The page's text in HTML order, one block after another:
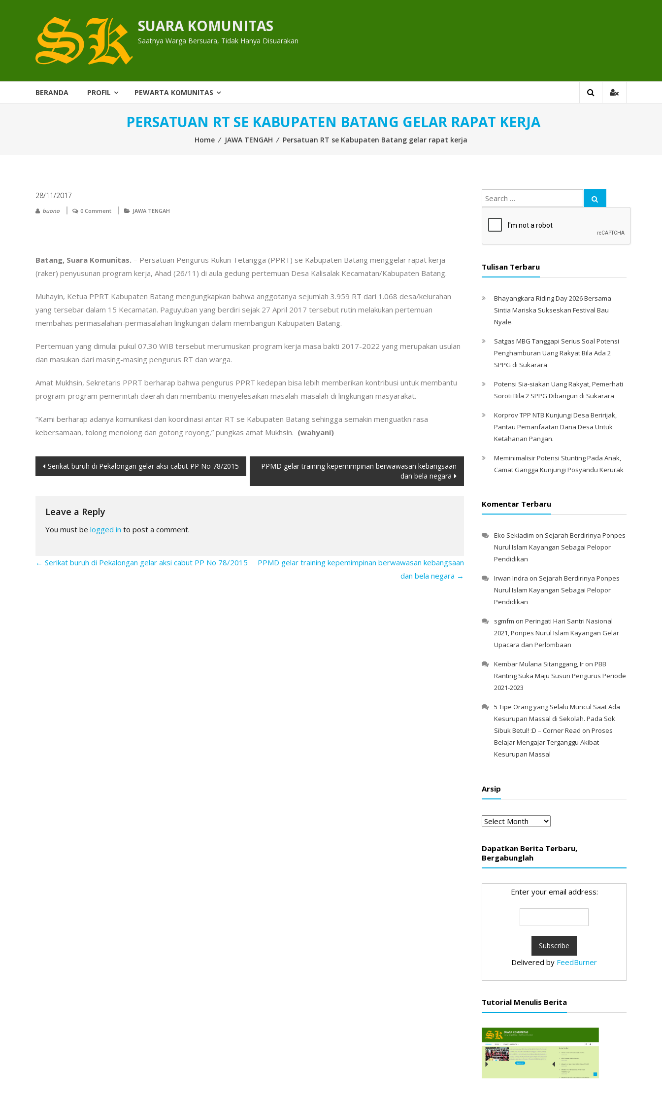
SUARA KOMUNITAS
Saatnya Warga Bersuara, Tidak Hanya Disuarakan
BERANDA PROFIL PEWARTA KOMUNITAS
PERSATUAN RT SE KABUPATEN BATANG GELAR RAPAT KERJA
Home ⁄ JAWA TENGAH ⁄ Persatuan RT se Kabupaten Batang gelar rapat kerja
28/11/2017
buono 0 Comment JAWA TENGAH
Batang, Suara Komunitas. – Persatuan Pengurus Rukun Tetangga (PPRT) se Kabupaten Batang menggelar rapat kerja
(raker) penyusunan program kerja, Ahad (26/11) di aula gedung pertemuan Desa Kalisalak Kecamatan/Kabupaten Batang.
Muhayin, Ketua PPRT Kabupaten Batang mengungkapkan bahwa anggotanya sejumlah 3.959 RT dari 1.068 desa/kelurahan
yang tersebar dalam 15 Kecamatan. Paguyuban yang berdiri sejak 27 April 2017 tersebut rutin melakukan pertemuan
membahas permasalahan-permasalahan lingkungan dalam membangun Kabupaten Batang.
Pertemuan yang dimulai pukul 07.30 WIB tersebut merumuskan program kerja masa bakti 2017-2022 yang merupakan usulan
dan masukan dari masing-masing pengurus RT dan warga.
Amat Mukhsin, Sekretaris PPRT berharap bahwa pengurus PPRT kedepan bisa lebih memberikan kontribusi untuk membantu
program-program pemerintah daerah dan membantu menyelesaikan masalah-masalah di lingkungan masyarakat.
“Kami berharap adanya komunikasi dan koordinasi antar RT se Kabupaten Batang sehingga semakin menguatkn rasa
kebersamaan, tolong menolong dan gotong royong,” pungkas amat Mukhsin. (wahyani)
Post
Serikat buruh di Pekalongan gelar aksi cabut PP No 78/2015
PPMD gelar training kepemimpinan berwawasan kebangsaan
dan bela negara
Leave a Reply
You must be logged in to post a comment.
← Serikat buruh di Pekalongan gelar aksi cabut PP No 78/2015
PPMD gelar training kepemimpinan berwawasan kebangsaan
dan bela negara →
Tulisan Terbaru
Bhayangkara Riding Day 2026 Bersama
Sintia Mariska Sukseskan Festival Bau
Nyale. ‎
Satgas MBG Tanggapi Serius Soal Potensi
Penghamburan Uang Rakyat Bila Ada 2
SPPG di Sukarara
Potensi Sia-siakan Uang Rakyat, Pemerhati
Soroti Bila 2 SPPG Dibangun di Sukarara
Korprov TPP NTB Kunjungi Desa Beririjak,
Pantau Pemanfaatan Dana Desa Untuk
Ketahanan Pangan.
Meminimalisir Potensi Stunting Pada Anak,
Camat Gangga Kunjungi Posyandu Kerurak
Komentar Terbaru
Eko Sekiadim on Sejarah Berdirinya Ponpes
Nurul Islam Kayangan Sebagai Pelopor
Pendidikan
Irwan Indra on Sejarah Berdirinya Ponpes
Nurul Islam Kayangan Sebagai Pelopor
Pendidikan
sgmfm on Peringati Hari Santri Nasional
2021, Ponpes Nurul Islam Kayangan Gelar
Upacara dan Perlombaan
Kembar Mulana Sitanggang, Ir on PBB
Ranting Suka Maju Susun Pengurus Periode
2021-2023
5 Tipe Orang yang Selalu Muncul Saat Ada
Kesurupan Massal di Sekolah. Pada Sok
Sibuk Betul! :D – Corner Read on Proses
Belajar Mengajar Terganggu Akibat
Kesurupan Massal
Arsip
Arsip
Dapatkan Berita Terbaru,
Bergabunglah
Enter your email address:
Delivered by FeedBurner
Tutorial Menulis Berita